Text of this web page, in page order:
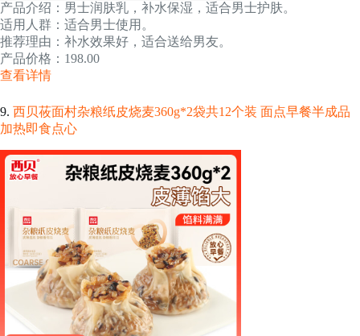
产品介绍：男士润肤乳，补水保湿，适合男士护肤。
适用人群：适合男士使用。
推荐理由：补水效果好，适合送给男友。
产品价格：198.00
查看详情
9. 西贝莜面村杂粮纸皮烧麦360g*2袋共12个装 面点早餐半成品
加热即食点心